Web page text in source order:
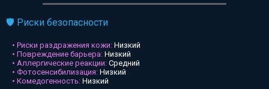
🛡️ Риски безопасности
• Риски раздражения кожи: Низкий
• Повреждение барьера: Низкий
• Аллергические реакции: Средний
• Фотосенсибилизация: Низкий
• Комедогенность: Низкий